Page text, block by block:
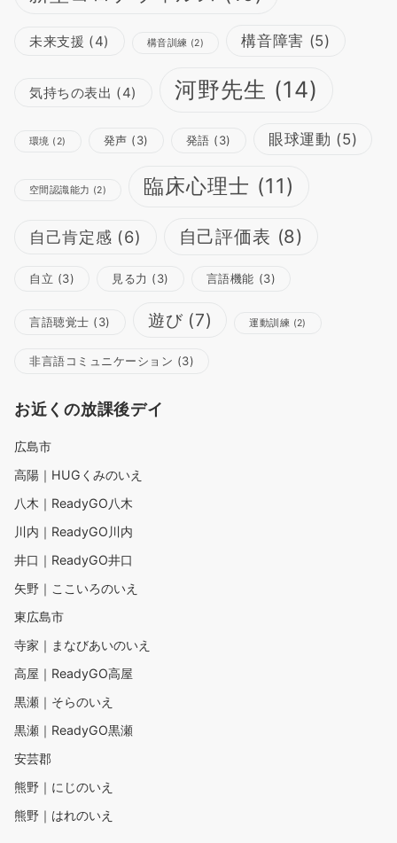
未来支援 (4) 構音訓練 (2) 構音障害 (5)
気持ちの表出 (4) 河野先生 (14)
環境 (2) 発声 (3) 発語 (3) 眼球運動 (5)
空間認識能力 (2) 臨床心理士 (11)
自己肯定感 (6) 自己評価表 (8)
自立 (3) 見る力 (3) 言語機能 (3)
言語聴覚士 (3) 遊び(7) 運動訓練 (2)
非言語コミュニケーション (3)
お近くの放課後デイ
広島市
高陽｜HUGくみのいえ
八木｜ReadyGO八木
川内｜ReadyGO川内
井口｜ReadyGO井口
矢野｜ここいろのいえ
東広島市
寺家｜まなびあいのいえ
高屋｜ReadyGO高屋
黒瀬｜そらのいえ
黒瀬｜ReadyGO黒瀬
安芸郡
熊野｜にじのいえ
熊野｜はれのいえ